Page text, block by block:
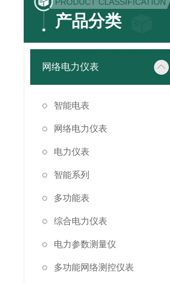
产品分类
网络电力仪表
智能电表
网络电力仪表
电力仪表
智能系列
多功能表
综合电力仪表
电力参数测量仪
多功能网络测控仪表